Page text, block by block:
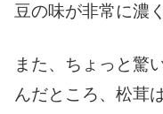
豆の味が非常に濃
また、ちょっと驚
んだところ、松茸